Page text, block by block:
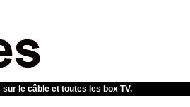
le câble et toutes les box TV.